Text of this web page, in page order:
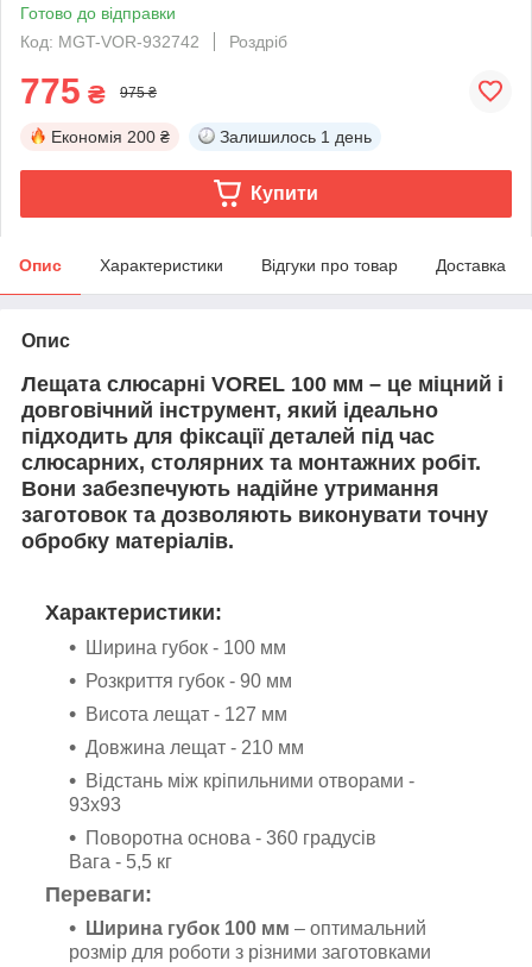
Готово до відправки
Код: MGT-VOR-932742
Роздріб
775 ₴ 975 ₴
Економія 200 ₴ Залишилось 1 день
Купити
Опис Характеристики Відгуки про товар Доставка
Опис
Лещата слюсарні VOREL 100 мм – це міцний і
довговічний інструмент, який ідеально
підходить для фіксації деталей під час
слюсарних, столярних та монтажних робіт.
Вони забезпечують надійне утримання
заготовок та дозволяють виконувати точну
обробку матеріалів.
Характеристики:
Ширина губок - 100 мм
Розкриття губок - 90 мм
Висота лещат - 127 мм
Довжина лещат - 210 мм
Відстань між кріпильними отворами -
93x93
Поворотна основа - 360 градусів
Вага - 5,5 кг
Переваги:
Ширина губок 100 мм – оптимальний
розмір для роботи з різними заготовками